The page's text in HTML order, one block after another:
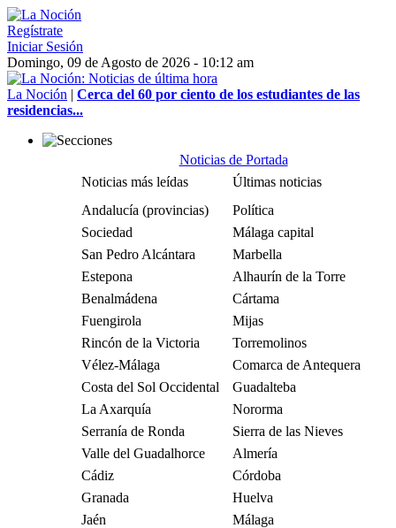
Regístrate
Iniciar Sesión
Domingo, 09 de Agosto de 2026 - 10:12 am
La Noción | Cerca del 60 por ciento de los estudiantes de las
residencias...
Noticias de Portada
Noticias más leídas
Últimas noticias
Andalucía (provincias)
Política
Sociedad
Málaga capital
San Pedro Alcántara
Marbella
Estepona
Alhaurín de la Torre
Benalmádena
Cártama
Fuengirola
Mijas
Rincón de la Victoria
Torremolinos
Vélez-Málaga
Comarca de Antequera
Costa del Sol Occidental
Guadalteba
La Axarquía
Nororma
Serranía de Ronda
Sierra de las Nieves
Valle del Guadalhorce
Almería
Cádiz
Córdoba
Granada
Huelva
Jaén
Málaga